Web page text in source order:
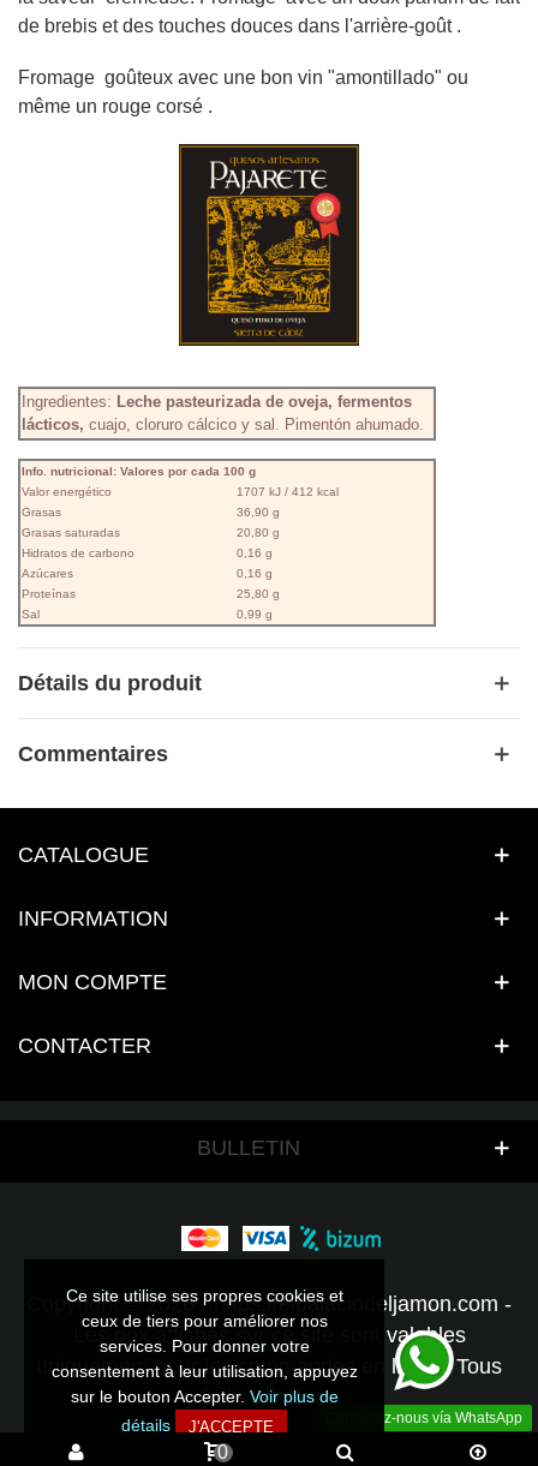
Ce site utilise ses propres cookies et
ceux de tiers pour améliorer nos
services. Pour donner votre
consentement à leur utilisation, appuyez
sur le bouton Accepter. Voir plus de
détails
J'ACCEPTE
de brebis et des touches douces dans l'arrière-goût .
Fromage goûteux avec une bon vin "amontillado" ou
même un rouge corsé .
Ingredientes: Leche pasteurizada de oveja, fermentos
lácticos,cuajo, cloruro cálcico y sal. Pimentón ahumado.
Info. nutricional: Valores por cada 100 g
Valor energético
1707 kJ / 412 kcal
Grasas
36,90 g
Grasas saturadas
20,80 g
Hidratos de carbono
0,16 g
Azúcares
0,16 g
Proteínas
25,80 g
Sal
0,99 g
Détails du produit
Commentaires
CATALOGUE
INFORMATION
MON COMPTE
CONTACTER
Ce site utilise ses propres cookies et
ceux de tiers pour améliorer nos
services. Pour donner votre
consentement à leur utilisation, appuyez
sur le bouton Accepter. Voir plus de
détails
J'ACCEPTE Contactez-nous vía WhatsApp
BULLETIN
Copyright © 2026 - https://elpalaciodeljamon.com -
Les prix affichés sur ce site sont valables
uniquement pour les commandes en ligne - Tous
droits réservés.
0